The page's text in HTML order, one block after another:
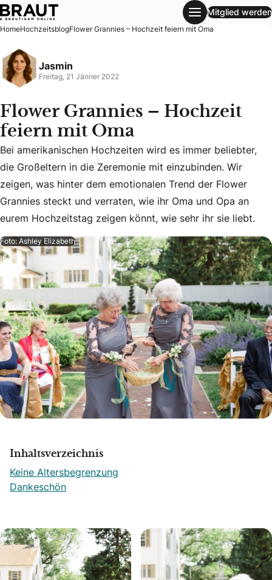
Flower Grannies – Hochzeit feiern mit Oma
Mitglied werden
HomeHochzeitsblogFlower Grannies – Hochzeit feiern mit Oma
Jasmin
Freitag, 21 Jänner 2022
Flower Grannies – Hochzeit
feiern mit Oma
Bei amerikanischen Hochzeiten wird es immer beliebter,
Bei amerikanischen Hochzeiten wird es immer beliebter,
die Großeltern in die Zeremonie mit einzubinden. Wir
zeigen, was hinter dem emotionalen Trend der Flower
Grannies steckt und verraten, wie ihr Oma und Opa an
eurem Hochzeitstag zeigen könnt, wie sehr ihr sie liebt.
Foto: Ashley Elizabeth
Inhaltsverzeichnis
Keine Altersbegrenzung
Dankeschön